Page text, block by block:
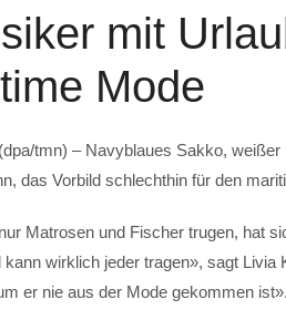
mit
Mode
tmn) – Navyblaues Sakko,
das Vorbild schlechthin für den
Matrosen und Fischer trugen, hat
kann wirklich jeder tragen», sagt
er nie aus der Mode gekommen ist».